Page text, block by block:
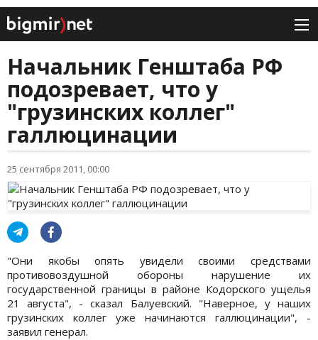
Начальник Генштаба РФ
подозревает, что у
"грузинских коллег"
галлюцинации
25 сентября 2011, 00:00
"Они якобы опять увидели своими средствами
противовоздушной обороны нарушение их
государственной границы в районе Кодорского ущелья
21 августа", - сказал Балуевский. "Наверное, у наших
грузинских коллег уже начинаются галлюцинации", -
заявил генерал.